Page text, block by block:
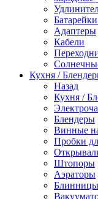
Адаптеры
Кабели
Кухня /
Назад
Кухня /
Блендеры
Винные
Пробки
Штопоры
Аэраторы
Блинницы